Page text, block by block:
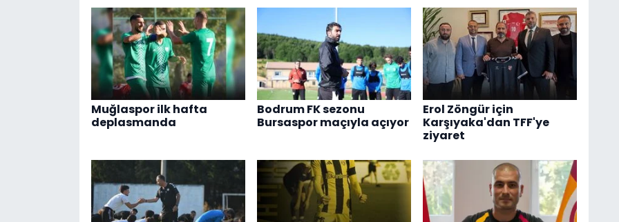
Muğlaspor ilk hafta
deplasmanda
Bodrum FK sezonu
Bursaspor maçıyla açıyor
Erol Zöngür için
Karşıyaka'dan TFF'ye
ziyaret